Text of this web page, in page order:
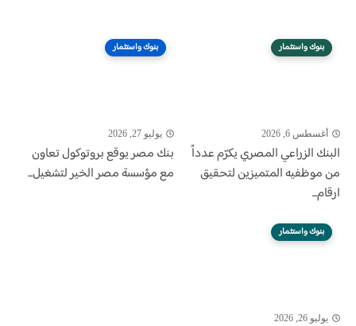
بنوك واستثمار
أغسطس 6, 2026
البنك الزراعي المصري يكرّم عدداً
من موظفيه المتميزين لتحقيق
ارقام...
بنوك واستثمار
يوليو 27, 2026
بنك مصر يوقع بروتوكول تعاون
مع مؤسسة مصر الخير لتشغيل...
بنوك واستثمار
يوليو 26, 2026